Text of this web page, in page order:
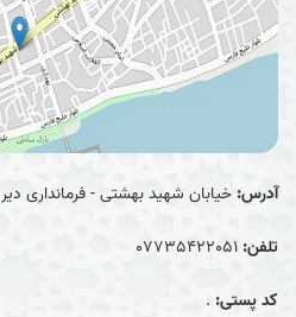
آدرس: خیابان شهید بهشتی - فرمانداری دیر
تلفن: 07735422051
کد پستی: .